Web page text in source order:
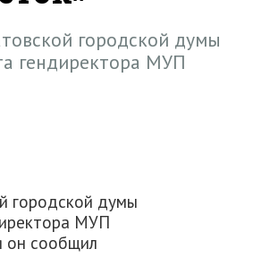
городской думы
гендиректора МУП
городской думы
МУП
он сообщил